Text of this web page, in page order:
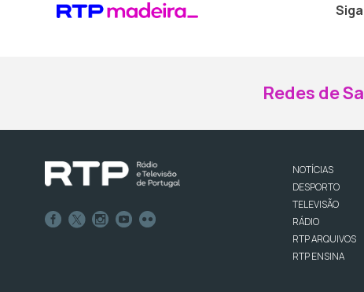
Redes de
NOTÍCIAS
DESPORTO
TELEVISÃO
RÁDIO
RTP ARQUIVOS
RTP ENSINA